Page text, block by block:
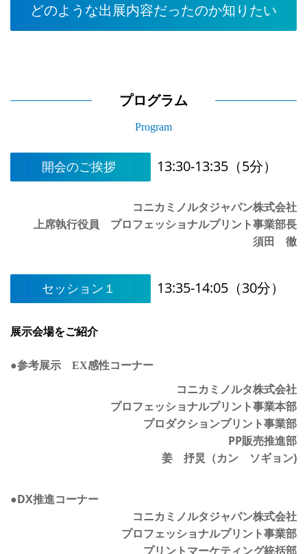
どのような出展内容だったのか知りたい
プログラム
Program
開会のご挨拶 13:30-13:35（5分）
コニカミノルタジャパン株式会社
上席執行役員 プロフェッショナルプリント事業部長
須田 徹
セッション１ 13:35-14:05（30分）
展示会場をご紹介
●参考展示 EX感性コーナー
コニカミノルタ株式会社
プロフェッショナルプリント事業本部
プロダクションプリント事業部
PP販売推進部
姜 抒炅（カン ソギョン)
●DX推進コーナー
コニカミノルタジャパン株式会社
プロフェッショナルプリント事業部
プリントマーケティング統括部